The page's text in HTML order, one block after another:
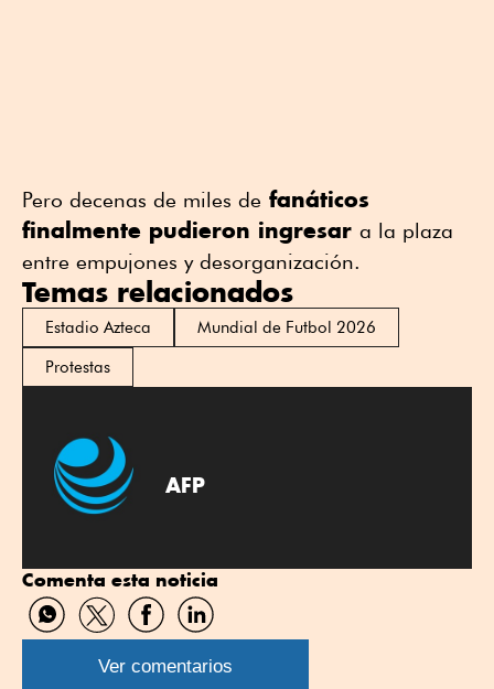
Pero decenas de miles de fanáticos
finalmente pudieron ingresar a la plaza
entre empujones y desorganización.
Temas relacionados
Estadio Azteca
Mundial de Futbol 2026
Protestas
AFP
Comenta esta noticia
Compartir
por
WhatsApp
Compartir
por
Twitter
Compartir
por
Facebook
Compartir
por
Linkedin
Ver comentarios